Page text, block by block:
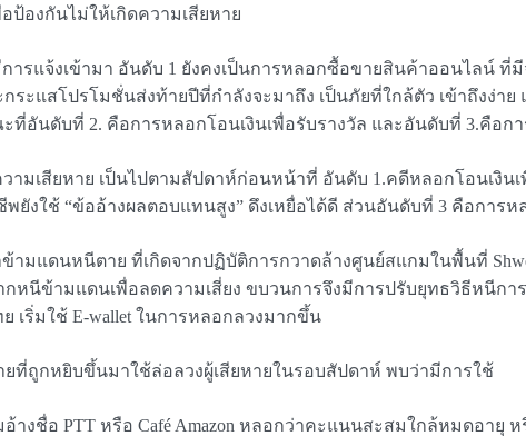
องกันไม่ให้เกิดความเสียหาย
รแจ้งเข้ามา อันดับ 1 ยังคงเป็นการหลอกซื้อขายสินค้าออนไลน์ ที่
ระแสโปรโมชั่นส่งท้ายปีที่กำลังจะมาถึง เป็นภัยที่ใกล้ตัว เข้าถึงง่
ที่อันดับที่ 2. คือการหลอกโอนเงินเพื่อรับรางวัล และอันดับที่ 3.คือก
มเสียหาย เป็นไปตามสัปดาห์ก่อนหน้าที่ อันดับ 1.คดีหลอกโอนเงิน
ยังใช้ “ข้ออ้างผลตอบแทนสูง” ดึงเหยื่อได้ดี ส่วนอันดับที่ 3 คือการ
มแดนหนีตาย ที่เกิดจากปฏิบัติการกวาดล้างศูนย์สแกมในพื้นที่ Shwe
หนีข้ามแดนเพื่อลดความเสี่ยง ขบวนการจึงมีการปรับยุทธวิธีหนีก
เริ่มใช้ E-wallet ในการหลอกลวงมากขึ้น
ที่ถูกหยิบขึ้นมาใช้ล่อลวงผู้เสียหายในรอบสัปดาห์ พบว่ามีการใช้
อ้างชื่อ PTT หรือ Café Amazon หลอกว่าคะแนนสะสมใกล้หมดอายุ